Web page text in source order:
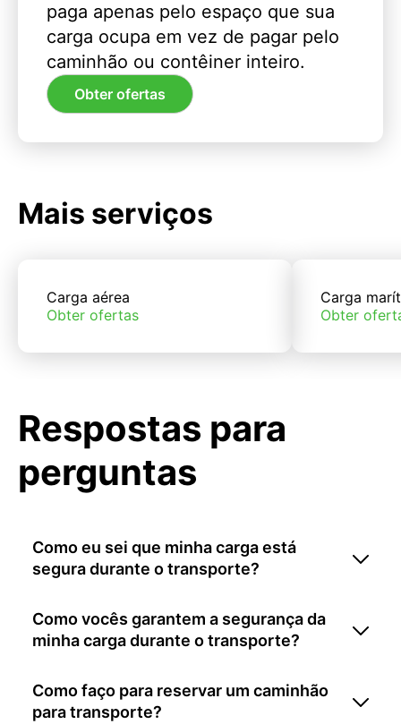
paga apenas pelo espaço que sua
carga ocupa em vez de pagar pelo
caminhão ou contêiner inteiro.
Obter ofertas
Mais serviços
Carga aérea
Obter ofertas
Carga
Obter
Respostas para
perguntas
Como eu sei que minha carga está
segura durante o transporte?
Como vocês garantem a segurança da
minha carga durante o transporte?
Como faço para reservar um caminhão
para transporte?